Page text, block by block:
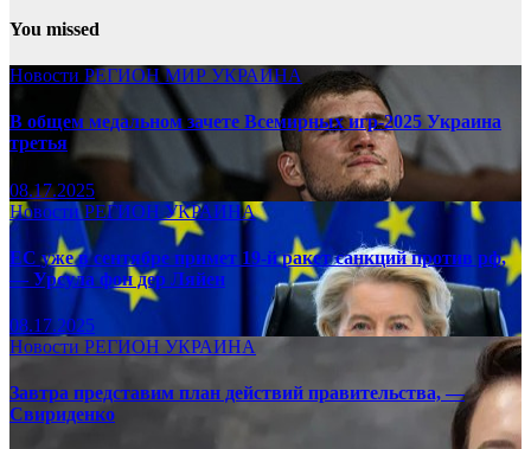
You missed
Новости РЕГИОНМИР УКРАИНА
В общем медальном зачете Всемирных игр-2025 Украина
третья
08.17.2025
НовостиРЕГИОНУКРАИНА
ЕС уже в сентябре примет 19-й ракет санкций против рф,
— Урсула фон дер Ляйен
08.17.2025
Новости РЕГИОН УКРАИНА
Завтра представим план действий правительства, —
Свириденко